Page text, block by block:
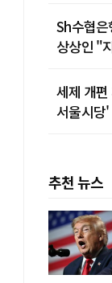
Sh수협
상상인 "
세제 개
서울시당'
추천 뉴스